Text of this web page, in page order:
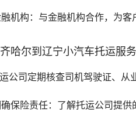
机构：与金融机构合作，为客
哈尔到辽宁小汽车托运服
公司定期核查司机驾驶证、从
保险责任：了解托运公司提供